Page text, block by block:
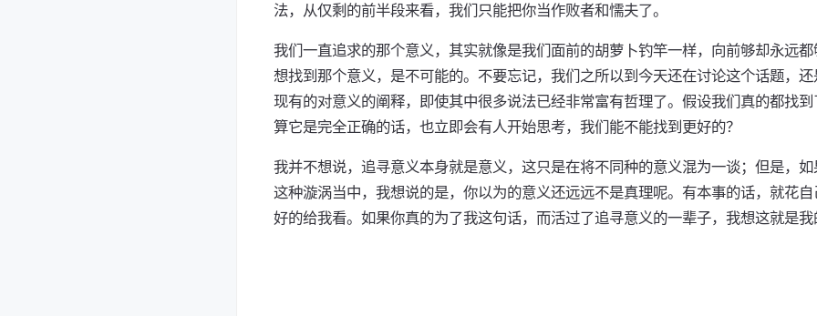
法，从仅剩的前半段来看，我们只能把你当作败者和懦夫了。
我们一直追求的那个意义，其实就像是我们面前的胡萝卜钓竿一样，向前够却永远
想找到那个意义，是不可能的。不要忘记，我们之所以到今天还在讨论这个话题，
现有的对意义的阐释，即使其中很多说法已经非常富有哲理了。假设我们真的都找
算它是完全正确的话，也立即会有人开始思考，我们能不能找到更好的？
我并不想说，追寻意义本身就是意义，这只是在将不同种的意义混为一谈；但是，
这种漩涡当中，我想说的是，你以为的意义还远远不是真理呢。有本事的话，就花
好的给我看。如果你真的为了我这句话，而活过了追寻意义的一辈子，我想这就是